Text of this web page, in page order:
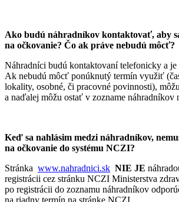
Ako budú náhradníkov kontaktovať, aby
na očkovanie? Čo ak práve nebudú môcť?
Náhradníci budú kontaktovaní telefonicky a
Ak nebudú môcť ponúknutý termín využiť
lokality, osobné, či pracovné povinnosti),
a naďalej môžu ostať v zozname náhradníkov
Keď sa nahlásim medzi náhradníkov,
na očkovanie do systému NCZI?
Stránka www.nahradnici.sk NIE JE
registrácii cez stránku NCZI Ministerstva
po registrácii do zoznamu náhradníkov
na riadny termín na stránke NCZI